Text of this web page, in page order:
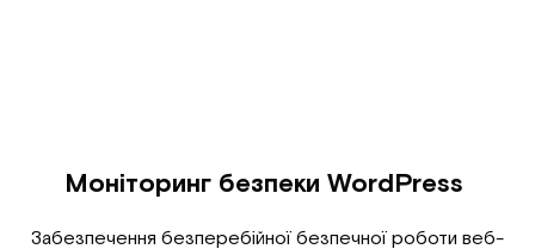
Моніторинг безпеки WordPress
Забезпечення безперебійної безпечної роботи веб-